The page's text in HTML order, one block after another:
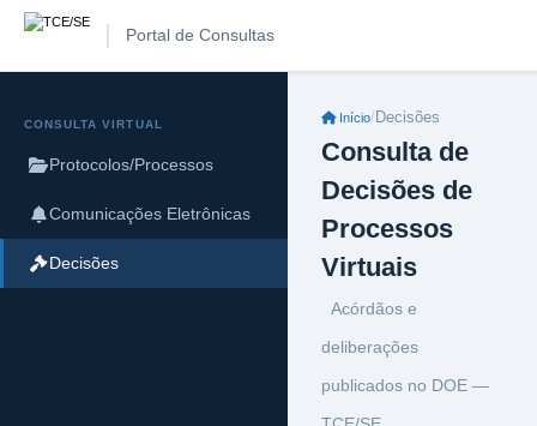
Portal de Consultas
CONSULTA VIRTUAL
Protocolos/Processos
Comunicações Eletrônicas
Decisões
Início/ Decisões
Consulta de
Decisões de
Processos
Virtuais
Acórdãos e
deliberações
publicados no DOE —